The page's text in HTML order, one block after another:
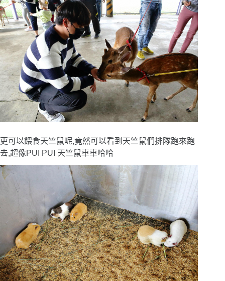
更可以餵食天竺鼠呢,竟然可以看到天竺鼠們排隊跑來跑
去,超像PUI PUI 天竺鼠車車哈哈